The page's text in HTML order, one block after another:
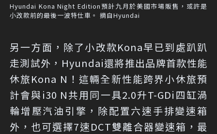
Hyundai Kona Night Edition預計九月於美國市場販售，或許是
小改款前的最後一波特仕車。 摘自Hyundai
另一方面，除了小改款Kona早已到處趴趴
走測試外，Hyundai還將推出品牌首款性能
休旅Kona N！這輛全新性能跨界小休旅預
計會與i30 N共用同一具2.0升T-GDi四缸渦
輪增壓汽油引擎，除配置六速手排變速箱
外，也可選擇7速DCT雙離合器變速箱，最